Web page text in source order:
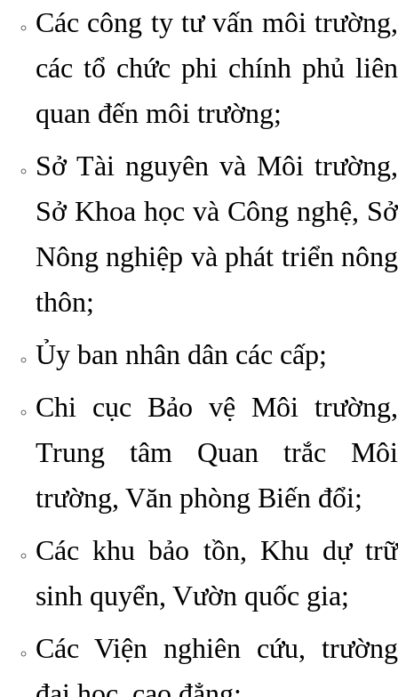
Các công ty tư vấn môi trường,
các tổ chức phi chính phủ liên
quan đến môi trường;
Sở Tài nguyên và Môi trường,
Sở Khoa học và Công nghệ, Sở
Nông nghiệp và phát triển nông
thôn;
Ủy ban nhân dân các cấp;
Chi cục Bảo vệ Môi trường,
Trung tâm Quan trắc Môi
trường, Văn phòng Biến đổi;
Các khu bảo tồn, Khu dự trữ
sinh quyển, Vườn quốc gia;
Các Viện nghiên cứu, trường